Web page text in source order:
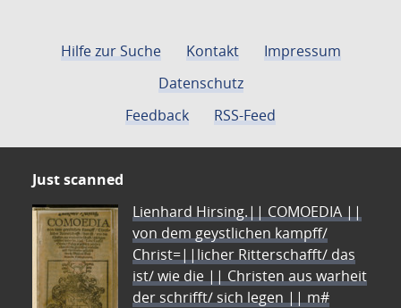
Hilfe zur Suche Kontakt
Impressum
Datenschutz
Feedback
RSS-Feed
Just scanned
Lienhard Hirsing.|| COMOEDIA ||
von dem geystlichen kampff/
Christ=||licher Ritterschafft/ das
ist/ wie die || Christen aus warheit
der schrifft/ sich legen || m#